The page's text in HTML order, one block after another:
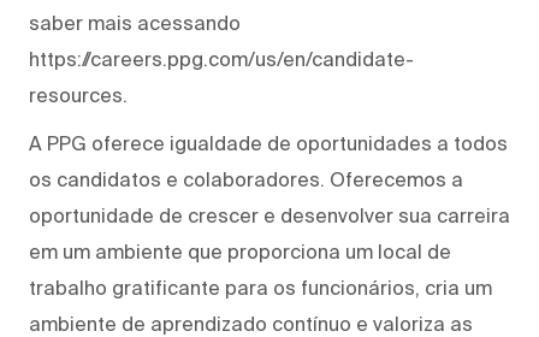
saber mais acessando
https://careers.ppg.com/us/en/candidate-
resources.
A PPG oferece igualdade de oportunidades a todos
os candidatos e colaboradores. Oferecemos a
oportunidade de crescer e desenvolver sua carreira
em um ambiente que proporciona um local de
trabalho gratificante para os funcionários, cria um
ambiente de aprendizado contínuo e valoriza as